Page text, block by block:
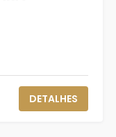
DETALHES